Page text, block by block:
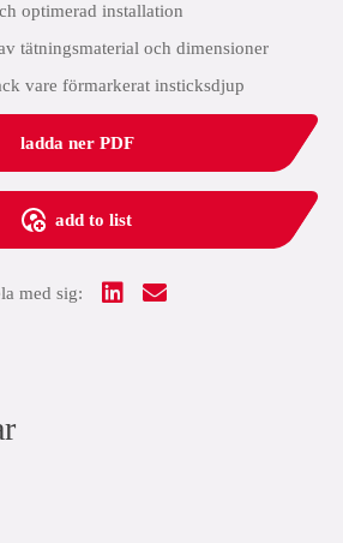
optimerad installation
tätningsmaterial och dimensioner
vare förmarkerat insticksdjup
ladda ner PDF
add to list
med sig: